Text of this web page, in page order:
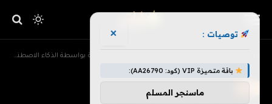
توصيات : ×
باقة متميزة VIP (كود: AA26790):
ماسنجر المسلم